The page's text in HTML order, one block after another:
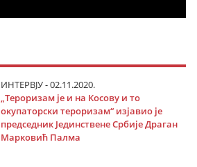
ИНТЕРВЈУ - 02.11.2020.
„Тероризам је и на Косову и то
окупаторски тероризам“ изјавио је
председник Јединствене Србије Драган
Марковић Палма